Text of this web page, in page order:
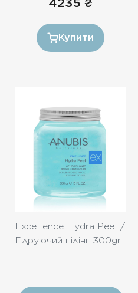
Excellence Hydra Peel /
Гідруючий пілінг 300gr
Купити